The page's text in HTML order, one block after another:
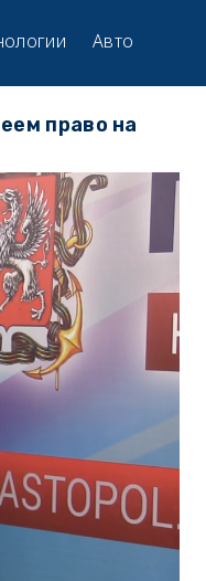
Авто
право на